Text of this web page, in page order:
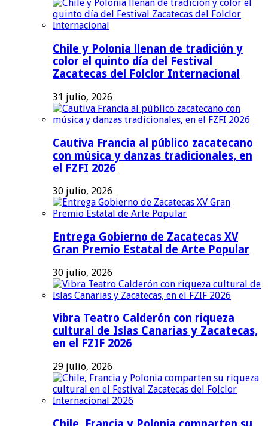
Chile y Polonia llenan de tradición y
color el quinto día del Festival
Zacatecas del Folclor Internacional
31 julio, 2026
Cautiva Francia al público zacatecano
con música y danzas tradicionales, en
el FZFI 2026
30 julio, 2026
Entrega Gobierno de Zacatecas XV
Gran Premio Estatal de Arte Popular
30 julio, 2026
Vibra Teatro Calderón con riqueza
cultural de Islas Canarias y Zacatecas,
en el FZIF 2026
29 julio, 2026